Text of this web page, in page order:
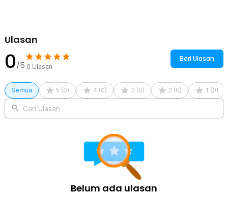
Ulasan
0/5 0 Ulasan
Beri Ulasan
Semua 5 (0) 4 (0) 3 (0) 2 (0) 1 (0)
Cari Ulasan
Belum ada ulasan